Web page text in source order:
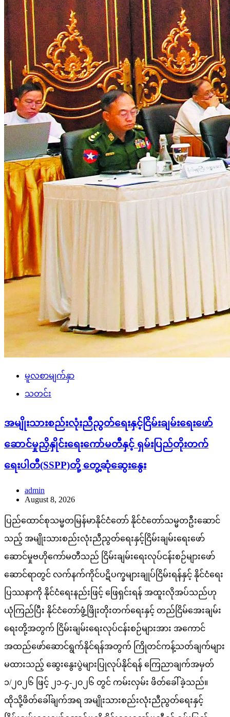
မူလစာမျက်နှာ
သတင်း
အမျိုးသားစည်းလုံးညီညွတ်ရေးနှင့်ငြိမ်းချမ်းရေးဖော်
ဆောင်မှုညှိနှိုင်းရေးကော်မတီနှင့် ရှမ်းပြည်တိုးတက်
ရေးပါတီ(SSPP)တို့ တွေ့ဆုံဆွေးနွေး
admin
August 8, 2026
ပြည်ထောင်စုသမ္မတမြန်မာနိုင်ငံတော် နိုင်ငံတော်သမ္မတဦးဆောင်
သည့် အမျိုးသားစည်းလုံးညီညွတ်ရေးနှင့်ငြိမ်းချမ်းရေးဖော်
ဆောင်မှုဗဟိုကော်မတီသည် ငြိမ်းချမ်းရေးလုပ်ငန်းစဉ်များဖော်
ဆောင်ရာတွင် လက်နက်ကိုင်ပဋိပက္ခများချုပ်ငြိမ်းရန်နှင့် နိုင်ငံရေး
ပြဿနာကို နိုင်ငံရေးနည်းဖြင့် ဖြေရှင်းရန် အထူးလိုအပ်သည်ဟု
ယုံကြည်ပြီး နိုင်ငံတော်ဖွံ့ဖြိုးတိုးတက်ရေးနှင့် တည်ငြိမ်အေးချမ်း
ရေးတို့အတွက် ငြိမ်းချမ်းရေးလုပ်ငန်းစဉ်များအား အကောင်
အထည်ဖော်ဆောင်ရွက်နိုင်ရန်အတွက် ကြိုတင်ကန့်သတ်ချက်များ
မထားသည့် ဆွေးနွေးပွဲများပြုလုပ်နိုင်ရန် ကြေညာချက်အမှတ်
၁/၂၀၂၆ ဖြင့် ၂၁-၄-၂၀၂၆ တွင် ကမ်းလှမ်း ဖိတ်ခေါ်ခဲ့သည်။
ထိုသို့ဖိတ်ခေါ်ချက်အရ အမျိုးသားစည်းလုံးညီညွတ်ရေးနှင့်